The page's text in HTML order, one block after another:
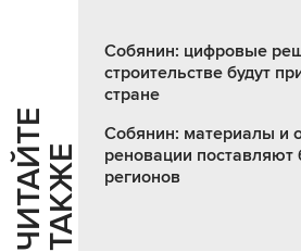
Ч
И
Т
АЙ
Т
Е
Т
А
К
ЖЕ
Собянин: цифровые
строительстве будут
стране
Собянин: материалы и
реновации поставляют
регионов